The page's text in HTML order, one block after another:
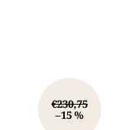
€230,75
–15 %